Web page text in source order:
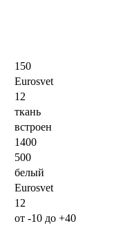
150
Eurosvet
12
ткань
встроен
1400
500
белый
Eurosvet
12
от -10 до +40